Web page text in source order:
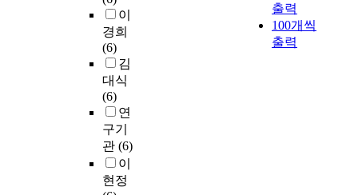
이
경희
(6)
김
대식
(6)
연
구기
관 (6)
이
현정
출력
100개씩
출력